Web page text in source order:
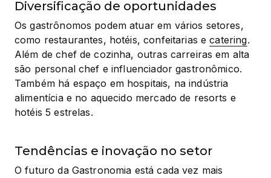
Diversificação de oportunidades
Os gastrônomos podem atuar em vários setores,
como restaurantes, hotéis, confeitarias e catering.
Além de chef de cozinha, outras carreiras em alta
são personal chef e influenciador gastronômico.
Também há espaço em hospitais, na indústria
alimentícia e no aquecido mercado de resorts e
hotéis 5 estrelas.
Tendências e inovação no setor
O futuro da Gastronomia está cada vez mais